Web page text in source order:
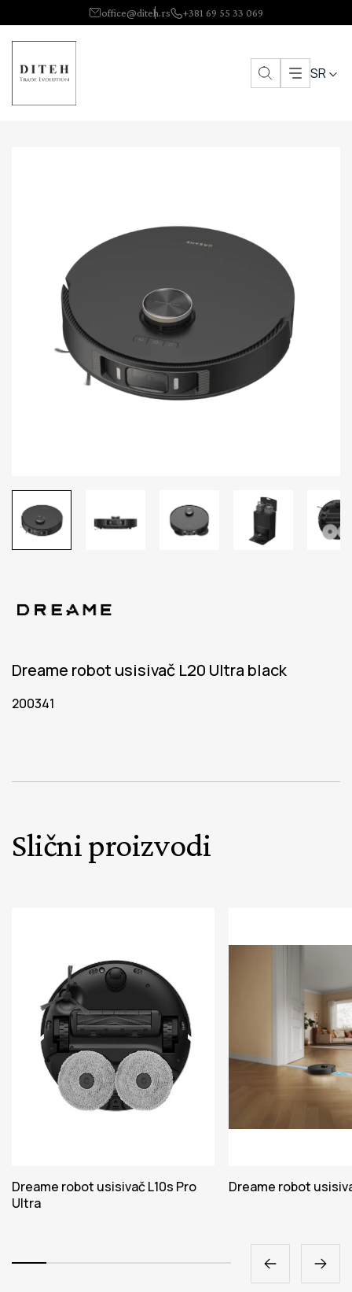
office@diteh.rs +381 69 55 33 069
SR
Dreame robot usisivač L20 Ultra black
200341
Slični proizvodi
Dreame robot usisivač L10s Pro
Ultra
Dreame robot